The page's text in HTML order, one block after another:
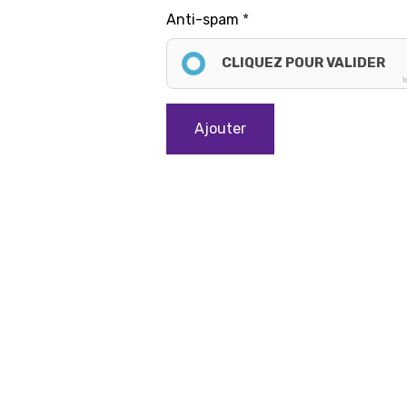
Anti-spam
CLIQUEZ POUR VALIDER
Ajouter